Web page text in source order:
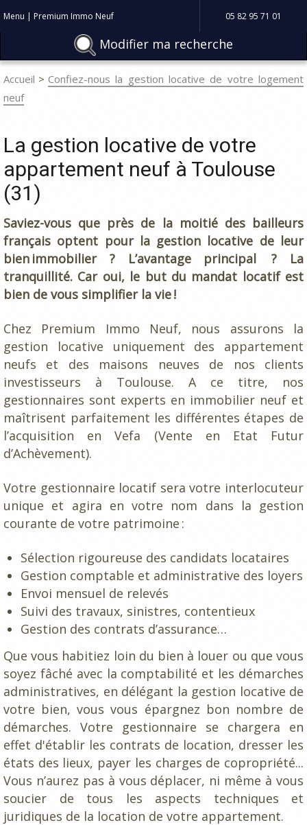
Menu | Premium Immo Neuf 05 82 95 71 01
Modifier ma recherche
Accueil
Confiez-nous la gestion locative de votre logement
neuf
La gestion locative de votre
appartement neuf à Toulouse
(31)
Saviez-vous que près de la moitié des bailleurs
français optent pour la gestion locative de leur
bien immobilier ? L’avantage principal ? La
tranquillité. Car oui, le but du mandat locatif est
bien de vous simplifier la vie !
Chez Premium Immo Neuf, nous assurons la
gestion locative uniquement des appartement
neufs et des maisons neuves de nos clients
investisseurs à Toulouse. A ce titre, nos
gestionnaires sont experts en immobilier neuf et
maîtrisent parfaitement les différentes étapes de
l’acquisition en Vefa (Vente en Etat Futur
d’Achèvement).
Votre gestionnaire locatif sera votre interlocuteur
unique et agira en votre nom dans la gestion
courante de votre patrimoine :
Sélection rigoureuse des candidats locataires
Gestion comptable et administrative des loyers
Envoi mensuel de relevés
Suivi des travaux, sinistres, contentieux
Gestion des contrats d’assurance…
Que vous habitiez loin du bien à louer ou que vous
soyez fâché avec la comptabilité et les démarches
administratives, en délégant la gestion locative de
votre bien, vous vous épargnez bon nombre de
démarches. Votre gestionnaire se chargera en
effet d'établir les contrats de location, dresser les
états des lieux, payer les charges de copropriété...
Vous n’aurez pas à vous déplacer, ni même à vous
soucier de tous les aspects techniques et
juridiques de la location de votre appartement.